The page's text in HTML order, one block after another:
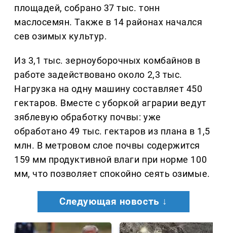
площадей, собрано 37 тыс. тонн
маслосемян. Также в 14 районах начался
сев озимых культур.
Из 3,1 тыс. зерноуборочных комбайнов в
работе задействовано около 2,3 тыс.
Нагрузка на одну машину составляет 450
гектаров. Вместе с уборкой аграрии ведут
зяблевую обработку почвы: уже
обработано 49 тыс. гектаров из плана в 1,5
млн. В метровом слое почвы содержится
159 мм продуктивной влаги при норме 100
мм, что позволяет спокойно сеять озимые.
Следующая новость ↓